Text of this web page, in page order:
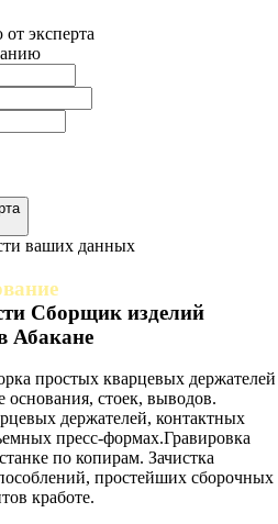
эксперта
ваших данных
Сборщик изделий
Абакане
простых кварцевых держателей
основания, стоек, выводов.
держателей, контактных
пресс-формах.Гравировка
по копирам. Зачистка
простейших сборочных
кработе.